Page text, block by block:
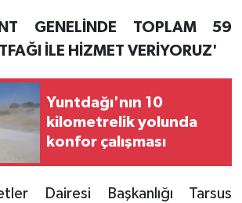
GENELİNDE TOPLAM 59
İLE HİZMET VERİYORUZ'
Yuntdağı'nın 10
kilometrelik yolunda
konfor çalışması
Dairesi Başkanlığı Tarsus